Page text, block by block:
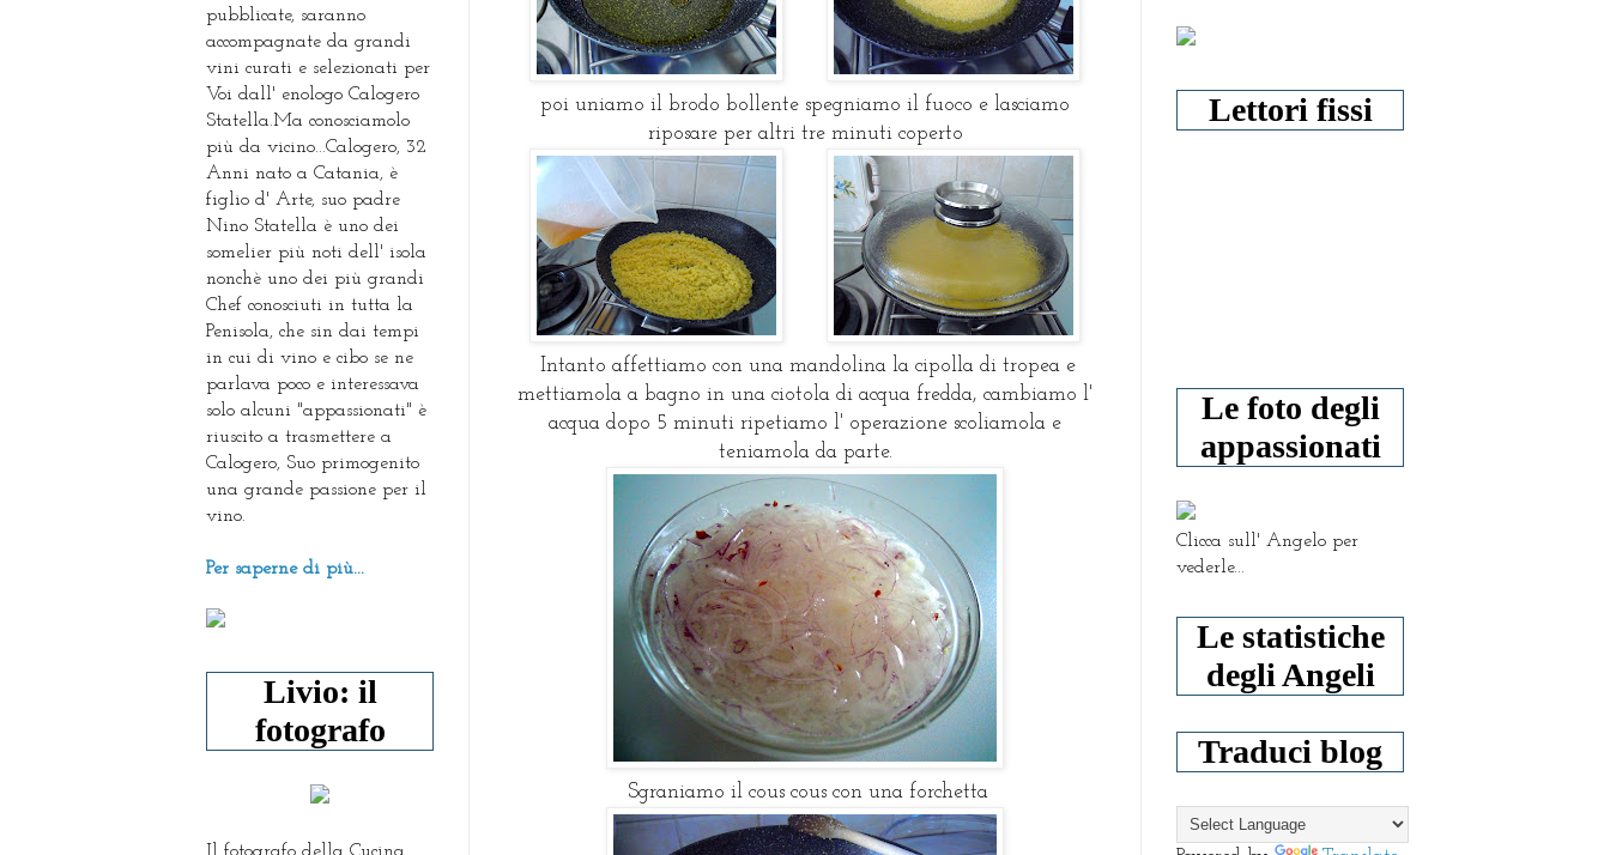
poi uniamo il brodo bollente spegniamo il fuoco e lasciamo
riposare per altri tre minuti coperto
Intanto affettiamo con una mandolina la cipolla di tropea e
mettiamola a bagno in una ciotola di acqua fredda, cambiamo l'
acqua dopo 5 minuti ripetiamo l' operazione scoliamola e
teniamola da parte.
Sgraniamo il cous cous con una forchetta
pubblicate, saranno
accompagnate da grandi
vini curati e selezionati per
Voi dall' enologo Calogero
Statella.Ma conosciamolo
più da vicino...Calogero, 32
Anni nato a Catania, è
figlio d' Arte, suo padre
Nino Statella è uno dei
somelier più noti dell' isola
nonchè uno dei più grandi
Chef conosciuti in tutta la
Penisola, che sin dai tempi
in cui di vino e cibo se ne
parlava poco e interessava
solo alcuni "appassionati" è
riuscito a trasmettere a
Calogero, Suo primogenito
una grande passione per il
vino.
Per saperne di più...
Livio: il
fotografo
Il fotografo della Cucina
Lettori fissi
Le foto degli
appassionati
Clicca sull' Angelo per
vederle...
Le statistiche
degli Angeli
Traduci blog